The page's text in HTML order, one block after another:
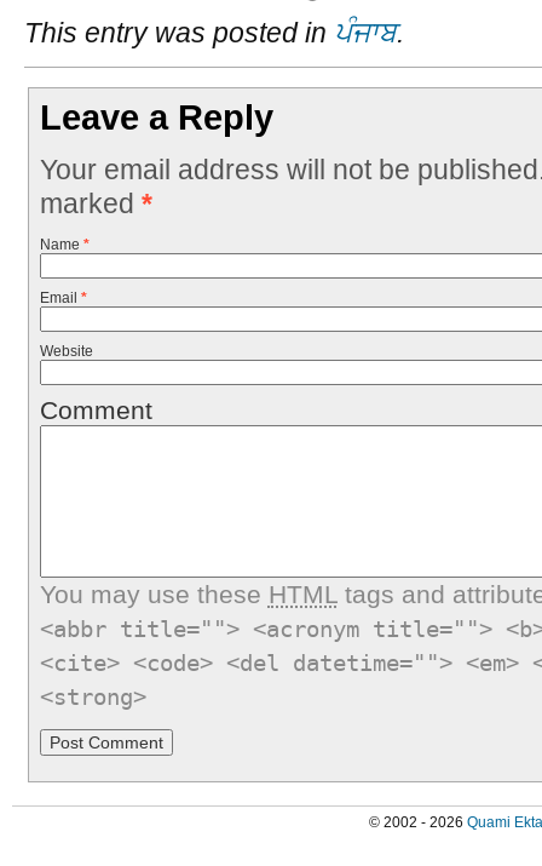
This entry was posted in ਪੰਜਾਬ.
Leave a Reply
Your email address will not be
marked *
Name *
Email *
Website
Comment
You may use these HTMLtags and
<abbr title=""> <acronym title="">
<cite> <code> <del datetime="">
<strong>
© 2002 - 2026 Quami